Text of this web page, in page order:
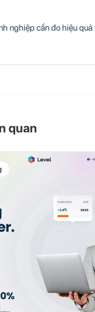
nghiệp cần đo hiệu
quan